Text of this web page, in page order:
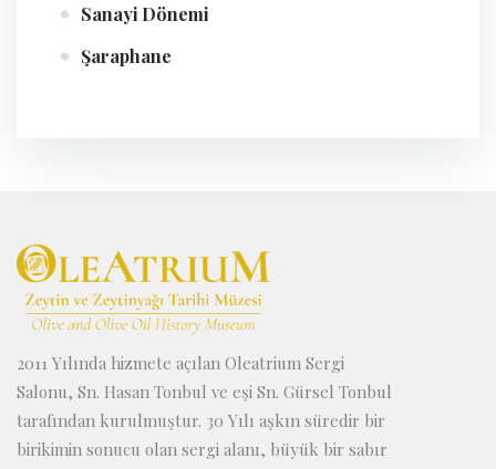
Sanayi Dönemi
Şaraphane
2011 Yılında hizmete açılan Oleatrium Sergi
Salonu, Sn. Hasan Tonbul ve eşi Sn. Gürsel Tonbul
tarafından kurulmuştur. 30 Yılı aşkın süredir bir
birikimin sonucu olan sergi alanı, büyük bir sabır